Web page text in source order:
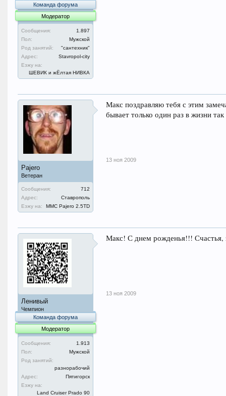
Команда форума
Модератор
Сообщения:
1.897
Пол:
Мужской
Род занятий:
"сантехник"
Адрес:
Stavropol-city
Езжу на:
ШЕВИК и жЁлтая НИВКА
Pajero
Ветеран
Сообщения:
712
Адрес:
Ставрополь
Езжу на:
MMC Pajero 2.5TD
Макс поздравляю тебя с этим
бывает только один раз в жизни
13 ноя 2009
Ленивый
Чемпион
Команда форума
Модератор
Сообщения:
1.913
Пол:
Мужской
Род занятий:
разнорабочий
Адрес:
Пятигорск
Езжу на:
Land Cruiser Prado 90
Макс! С днем рожденья!!! Счастья,
13 ноя 2009